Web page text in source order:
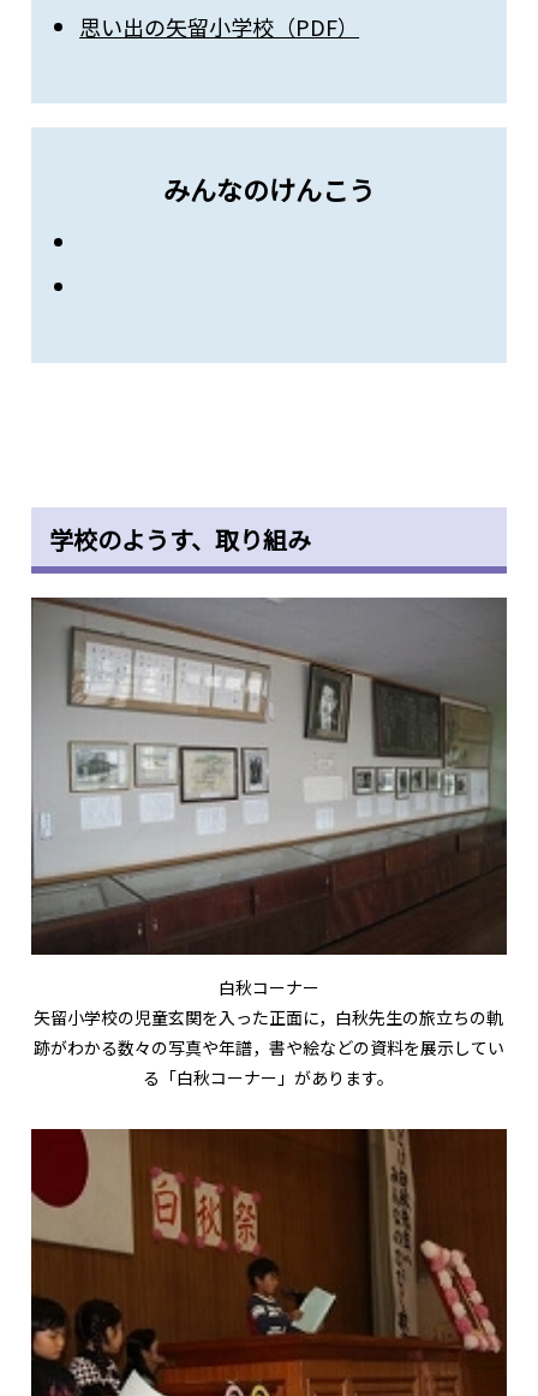
思い出の矢留小学校（PDF）
みんなのけんこう
学校のようす、取り組み
白秋コーナー
矢留小学校の児童玄関を入った正面に，白秋先生の旅立ちの軌
跡がわかる数々の写真や年譜，書や絵などの資料を展示してい
る「白秋コーナー」があります。